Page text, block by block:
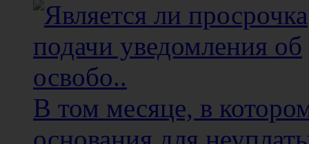
В том месяце, в